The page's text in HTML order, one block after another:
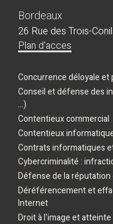
Bordeaux
26 Rue des Trois-
Plan d'acces
Concurrence déloyale
Conseil et défense des
...)
Contentieux commercial
Contentieux
Contrats informatiques
Cybercriminalité :
Défense de la réputation
Déréférencement et
Internet
Droit à l'image et atteinte